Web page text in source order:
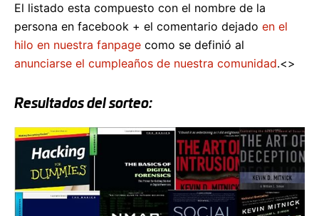
El listado esta compuesto con el nombre de la
persona en facebook + el comentario dejado en el
hilo en nuestra fanpage como se definió al
anunciarse el cumpleaños de nuestra comunidad.<>
Resultados del sorteo: